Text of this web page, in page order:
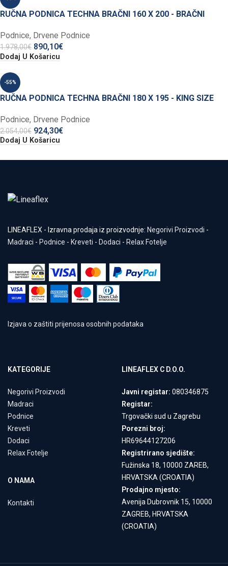
RUČNA PODNICA TECHNA BRAČNI 160 X 200 - BRAČNI
Podnice, Drvene Podnice
1.978,00€ 890,10€
Dodaj U Košaricu
-55%
RUČNA PODNICA TECHNA BRAČNI 180 X 195 - KING SIZE
Podnice, Drvene Podnice
2.054,00€ 924,30€
Dodaj U Košaricu
LINEAFLEX - Izravna prodaja iz proizvodnje: Negorivi Proizvodi -
Madraci - Podnice - Kreveti - Dodaci - Relax Fotelje
Izjava o zaštiti prijenosa osobnih podataka
KATEGORIJE
Negorivi Proizvodi
Madraci
Podnice
Kreveti
Dodaci
Relax Fotelje
O NAMA
Kontakti
LINEAFLEX C D.O.O.
Javni registar: 080346875
Registar:
Trgovački sud u Zagrebu
Porezni broj:
HR69644127206
Registrirano sjedište:
Fužinska 18, 10000 ZAREB,
HRVATSKA (CROATIA)
Prodajno mjesto:
Avenija Dubrovnik 15, 10000
ZAGREB, HRVATSKA
(CROATIA)